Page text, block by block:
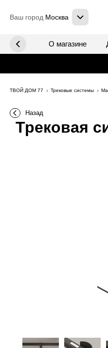
Ваш город Москва
систем О магазине
ТВОЙ ДОМ 77 Трековые системы
Назад
Трековая